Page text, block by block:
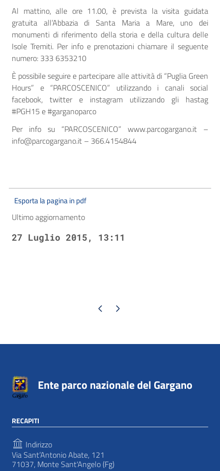
Al mattino, alle ore 11.00, è prevista la visita guidata
gratuita all’Abbazia di Santa Maria a Mare, uno dei
monumenti di riferimento della storia e della cultura delle
Isole Tremiti. Per info e prenotazioni chiamare il seguente
numero: 333 6353210
È possibile seguire e partecipare alle attività di “Puglia Green
Hours” e “PARCOSCENICO” utilizzando i canali social
facebook, twitter e instagram utilizzando gli hastag
#PGH15 e #garganoparco
Per info su “PARCOSCENICO” www.parcogargano.it –
info@parcogargano.it – 366.4154844
Esporta la pagina in pdf
Ultimo aggiornamento
27 Luglio 2015, 13:11
Pagina precedente
Pagina successiva
Ente parco nazionale del Gargano
RECAPITI
Indirizzo
Via Sant’Antonio Abate, 121
71037, Monte Sant'Angelo (Fg)